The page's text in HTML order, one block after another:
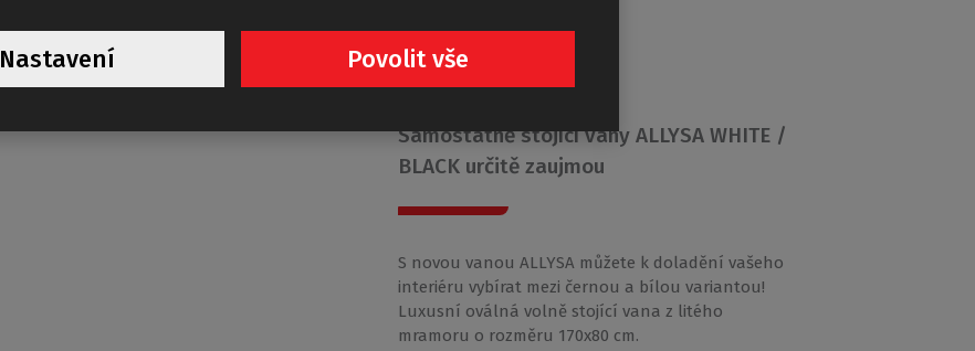
ALLYSA
Samostatně stojící vany ALLYSA WHITE /
BLACK určitě zaujmou
S novou vanou ALLYSA můžete k doladění vašeho
interiéru vybírat mezi černou a bílou variantou!
Luxusní oválná volně stojící vana z litého
mramoru o rozměru 170x80 cm.
Nastavení Povolit vše